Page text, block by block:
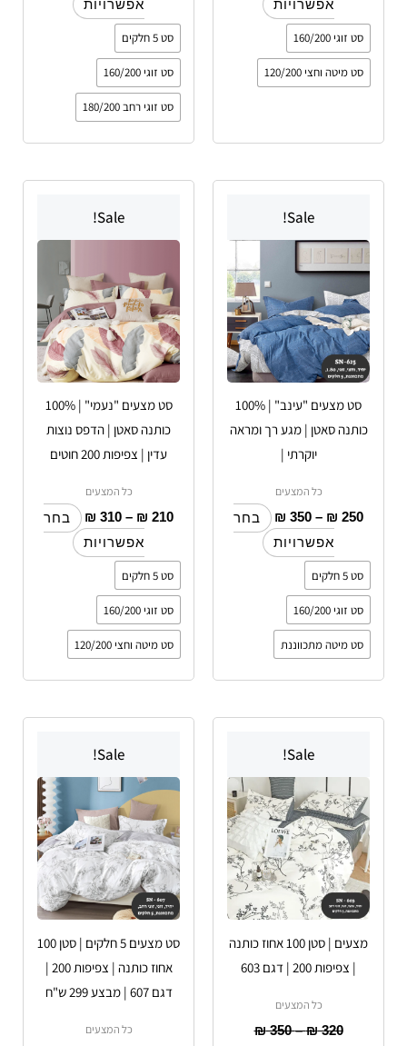
אפשרויות
סט זוגי 160/200
סט מיטה וחצי 120/200
אפשרויות
סט 5 חלקים
סט זוגי 160/200
סט זוגי רחב 180/200
Sale!
סט מצעים "עינב" | 100%
כותנה סאטן | מגע רך ומראה
יוקרתי |
כל המצעים
₪ 250
–
₪ 350
עד
בחר
אפשרויות
יש
מספר
סוגים.
ניתן
לבחור
את
האפשרויות
בעמוד
המוצר
סט 5 חלקים
סט זוגי 160/200
סט מיטה מתכווננת
Sale!
סט מצעים "נעמי" | 100%
כותנה סאטן | הדפס נוצות
עדין | צפיפות 200 חוטים
כל המצעים
₪ 210
–
₪ 310
עד
בחר
אפשרויות
יש
מספר
סוגים.
ניתן
לבחור
את
האפשרויות
בעמוד
המוצר
סט 5 חלקים
סט זוגי 160/200
סט מיטה וחצי 120/200
Sale!
מצעים | סטן 100 אחוז כותנה
| צפיפות 200 | דגם 603
כל המצעים
₪320
–
₪350
עד
⁦₪ 350⁩
עד
⁦₪ 297.50⁩
יש
מספר
סוגים.
ניתן
לבחור
את
בעמוד
המוצר
Sale!
סט מצעים 5 חלקים | סטן 100
אחוז כותנה | צפיפות 200 |
דגם 607 | מבצע 299 ש"ח
כל המצעים
יש
מספר
סוגים.
ניתן
לבחור
את
בעמוד
המוצר